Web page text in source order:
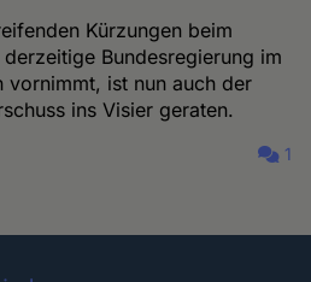
Kürzungen beim
Bundesregierung im
vornimmt, ist nun auch der
ins Visier geraten.
1